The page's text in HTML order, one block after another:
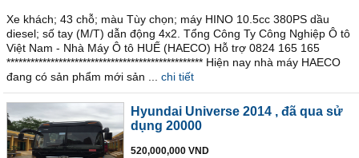
Xe khách; 43 chỗ; màu Tùy chọn; máy HINO 10.5cc 380PS dầu
diesel; số tay (M/T) dẫn động 4x2. Tổng Công Ty Công Nghiệp Ô tô
Việt Nam - Nhà Máy Ô tô HUẾ (HAECO) Hỗ trợ 0824 165 165
************************************************* Hiện nay nhà máy HAECO
đang có sản phẩm mới sản ...
chi tiết
Hyundai Universe 2014 , đã qua sử
dụng 20000
520,000,000 VND